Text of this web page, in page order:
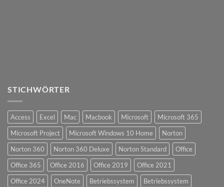
STICHWÖRTER
Access Excel Mac Macbook Microsoft
Microsoft 365
Microsoft Project
Microsoft Windows 10 Home
Norton
Norton 360
Norton 360 Deluxe Norton Standard
Office
Office 365
Office 2016 Office 2019
Office 2021
Office 2024
OneNote Betriebssystem
Betriebssystem